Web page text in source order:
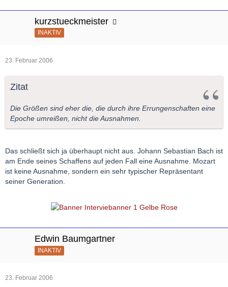
kurzstueckmeister
INAKTIV
23. Februar 2006
Zitat
Die Größen sind eher die, die durch ihre Errungenschaften eine
Epoche umreißen, nicht die Ausnahmen.
Das schließt sich ja überhaupt nicht aus. Johann Sebastian Bach ist
am Ende seines Schaffens auf jeden Fall eine Ausnahme. Mozart
ist keine Ausnahme, sondern ein sehr typischer Repräsentant
seiner Generation.
Edwin Baumgartner
INAKTIV
23. Februar 2006